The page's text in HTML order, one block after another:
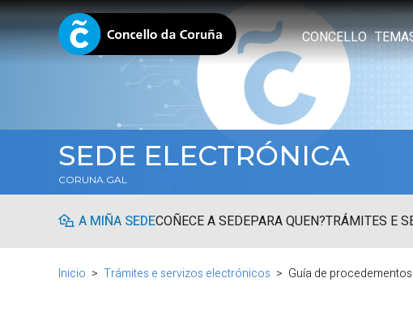
CONCELLO
SEDE ELECTRÓNICA
CORUNA.GAL
A MIÑA SEDECOÑECE A SEDEPARA QUEN?TRÁMITES E
Inicio Trámites e servizos electrónicos Guía de